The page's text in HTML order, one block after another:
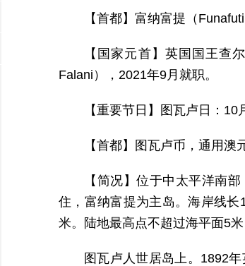
【首都】富纳富提（Funafuti
【国家元首】英国国王查
Falani），2021年9月就职。
【重要节日】图瓦卢日：10
【首都】图瓦卢币，通用澳
【简况】位于中太平洋南
住，富纳富提为主岛。海岸线
米。陆地最高点不超过海平面5
图瓦卢人世居岛上。1892